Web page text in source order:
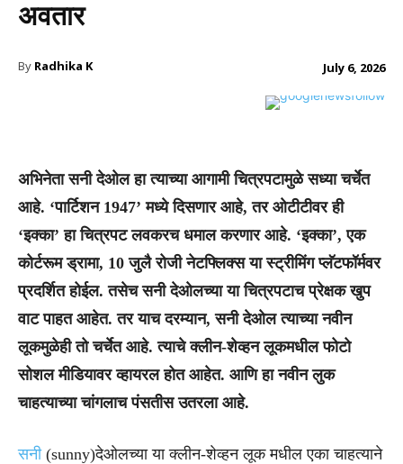
अवतार
By Radhika K July 6, 2026
अभिनेता सनी देओल हा त्याच्या आगामी चित्रपटामुळे सध्या चर्चेत
आहे. ‘पार्टिशन 1947’ मध्ये दिसणार आहे, तर ओटीटीवर ही
‘इक्का’ हा चित्रपट लवकरच धमाल करणार आहे. ‘इक्का’, एक
कोर्टरूम ड्रामा, 10 जुलै रोजी नेटफ्लिक्स या स्ट्रीमिंग प्लॅटफॉर्मवर
प्रदर्शित होईल. तसेच सनी देओलच्या या चित्रपटाच प्रेक्षक खुप
वाट पाहत आहेत. तर याच दरम्यान, सनी देओल त्याच्या नवीन
लूकमुळेही तो चर्चेत आहे. त्याचे क्लीन-शेव्हन लूकमधील फोटो
सोशल मीडियावर व्हायरल होत आहेत. आणि हा नवीन लुक
चाहत्याच्या चांगलाच पंसतीस उतरला आहे.
सनी(sunny)देओलच्या या क्लीन-शेव्हन लूक मधील एका चाहत्याने